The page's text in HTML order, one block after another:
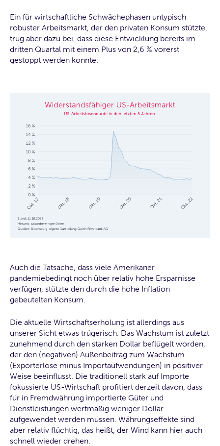
Ein für wirtschaftliche Schwächephasen untypisch
robuster Arbeitsmarkt, der den privaten Konsum stützte,
trug aber dazu bei, dass diese Entwicklung bereits im
dritten Quartal mit einem Plus von 2,6 % vorerst
gestoppt werden konnte.
Auch die Tatsache, dass viele Amerikaner
pandemiebedingt noch über relativ hohe Ersparnisse
verfügen, stützte den durch die hohe Inflation
gebeutelten Konsum.
Die aktuelle Wirtschaftserholung ist allerdings aus
unserer Sicht etwas trügerisch. Das Wachstum ist zuletzt
zunehmend durch den starken Dollar beflügelt worden,
der den (negativen) Außenbeitrag zum Wachstum
(Exporterlöse minus Importaufwendungen) in positiver
Weise beeinflusst. Die traditionell stark auf Importe
fokussierte US-Wirtschaft profitiert derzeit davon, dass
für in Fremdwährung importierte Güter und
Dienstleistungen wertmäßig weniger Dollar
aufgewendet werden müssen. Währungseffekte sind
aber relativ flüchtig, das heißt, der Wind kann hier auch
schnell wieder drehen.